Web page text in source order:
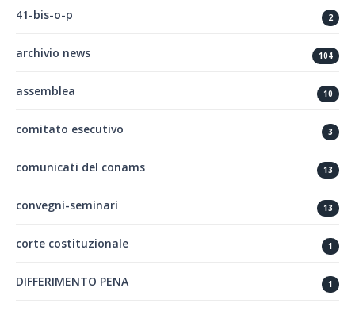
41-bis-o-p 2
archivio news 104
assemblea 10
comitato esecutivo 3
comunicati del conams 13
convegni-seminari 13
corte costituzionale 1
DIFFERIMENTO PENA 1